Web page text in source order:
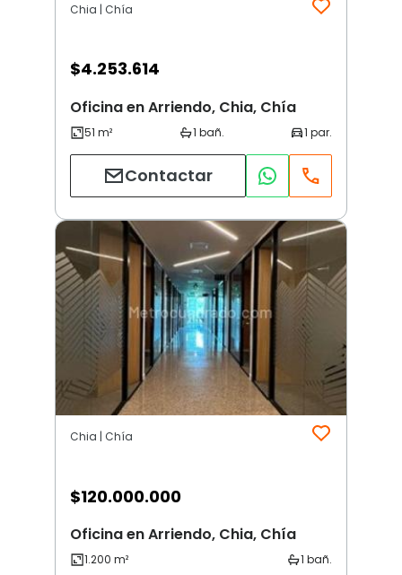
Chia | Chía
$4.253.614
Oficina en Arriendo, Chia, Chía
Contactar
Chia | Chía
$120.000.000
Oficina en Arriendo, Chia, Chía